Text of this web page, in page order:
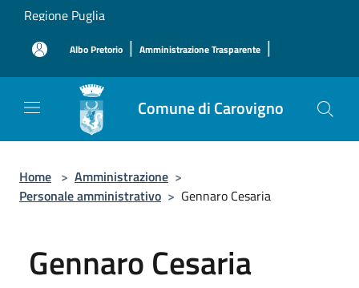
Salta al contenuto principale
Regione Puglia
Albo Pretorio | Amministrazione Trasparente |
Comune di Carovigno
Home > Amministrazione >
Personale amministrativo > Gennaro Cesaria
Gennaro Cesaria